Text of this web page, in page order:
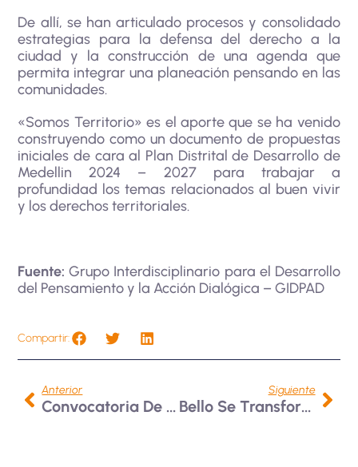
De allí, se han articulado procesos y consolidado
estrategias para la defensa del derecho a la
ciudad y la construcción de una agenda que
permita integrar una planeación pensando en las
comunidades.
«Somos Territorio» es el aporte que se ha venido
construyendo como un documento de propuestas
iniciales de cara al Plan Distrital de Desarrollo de
Medellin 2024 – 2027 para trabajar a
profundidad los temas relacionados al buen vivir
y los derechos territoriales.
Fuente: Grupo Interdisciplinario para el Desarrollo
del Pensamiento y la Acción Dialógica – GIDPAD
Compartir:
Anterior
Convocatoria De Movilidad En La Pontificia Universidad Católica De Río Grande Del Sur- Brasil
Siguiente
Bello Se Transforma Desde La Educación Superior